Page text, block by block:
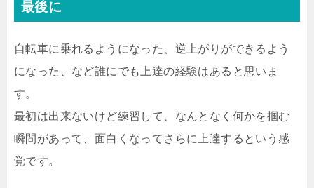
最後に
自転車に乗れるようになった、逆上がりができるよう
になった、など誰にでも上達の経験はあると思いま
す。
最初は出来ないけど練習して、なんとなく何かを掴む
瞬間があって、面白くなってさらに上達するという感
覚です。